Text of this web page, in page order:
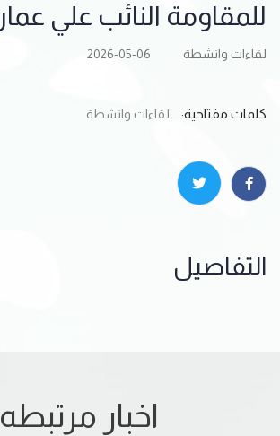
للمقاومة النائب علي عمار
لقاءات وانشطة 2026-05-06
كلمات مفتاحية: لقاءات وانشطة
التفاصيل
اخبار مرتبطه